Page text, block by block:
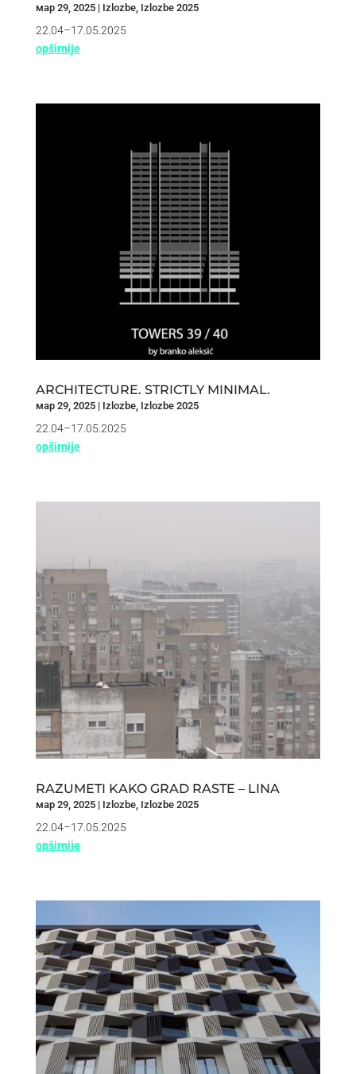
мар 29, 2025| Izlozbe, Izlozbe 2025
22.04–17.05.2025
opširnije
ARCHITECTURE. STRICTLY MINIMAL.
мар 29, 2025| Izlozbe, Izlozbe 2025
22.04–17.05.2025
opširnije
RAZUMETI KAKO GRAD RASTE – LINA
мар 29, 2025| Izlozbe, Izlozbe 2025
22.04–17.05.2025
opširnije